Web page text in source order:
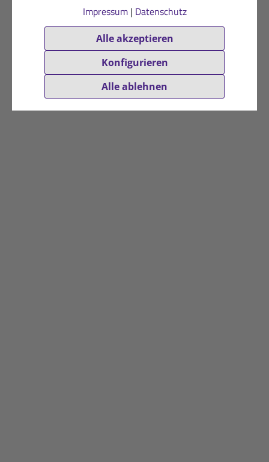
Impressum| Datenschutz
Alle akzeptieren
Konfigurieren
Alle ablehnen